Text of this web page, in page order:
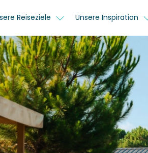
Reiseziele Unsere Inspiration